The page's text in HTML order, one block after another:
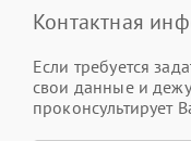
Контактная
Если требуется
свои данные и
проконсультирует